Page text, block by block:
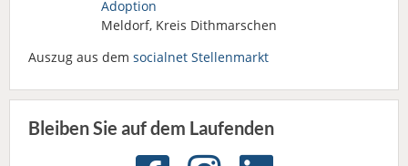
Adoption
Meldorf, Kreis Dithmarschen
Auszug aus dem socialnet Stellenmarkt
Bleiben Sie auf dem Laufenden